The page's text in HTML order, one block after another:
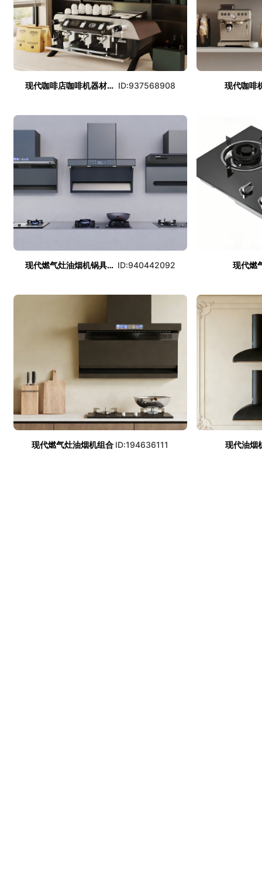
现代咖啡店咖啡机器材组合 ID:937568908 现代咖啡
现代燃气灶油烟机锅具组合 ID:940442092 现代燃
现代燃气灶油烟机组合 ID:194636111 现代油烟